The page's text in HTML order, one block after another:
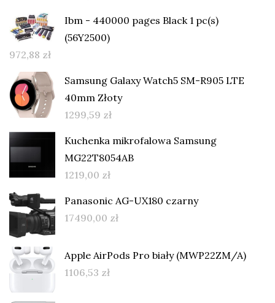
Ibm - 440000 pages Black 1 pc(s)
(56Y2500)
972,88 zł
Samsung Galaxy Watch5 SM-R905 LTE
40mm Złoty
1299,59 zł
Kuchenka mikrofalowa Samsung
MG22T8054AB
1219,00 zł
Panasonic AG-UX180 czarny
17490,00 zł
Apple AirPods Pro biały (MWP22ZM/A)
1106,53 zł